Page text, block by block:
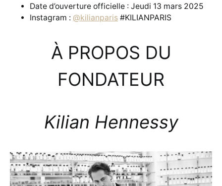
Date d’ouverture officielle : Jeudi 13 mars 2025
Instagram : @kilianparis #KILIANPARIS
À PROPOS DU
FONDATEUR
Kilian Hennessy